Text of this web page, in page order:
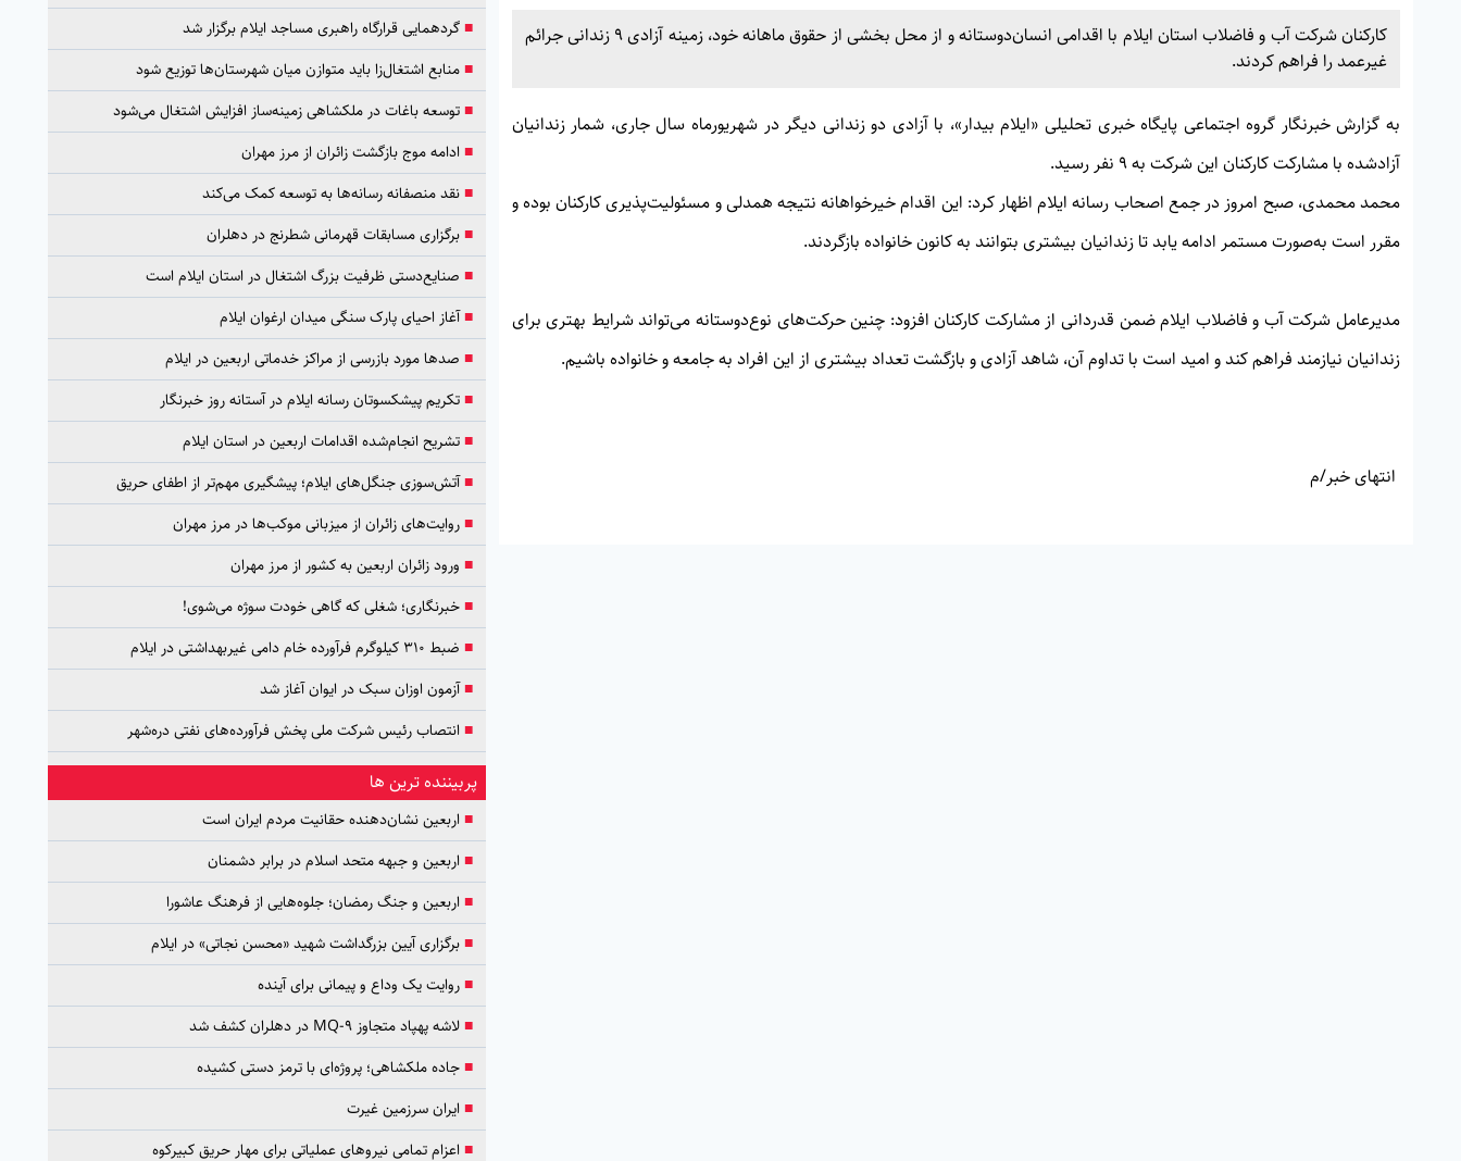
کارکنان شرکت آب و فاضلاب استان ایلام با اقدامی انسان‌دوستانه و از محل بخشی از حقوق ماهانه خود، زمینه آزادی ۹ زندانی جرائم
غیرعمد را فراهم کردند.
به گزارش خبرنگار گروه اجتماعی پایگاه خبری تحلیلی «ایلام بیدار»، با آزادی دو زندانی دیگر در شهریورماه سال جاری، شمار زندانیان
آزادشده با مشارکت کارکنان این شرکت به ۹ نفر رسید.
محمد محمدی، صبح امروز در جمع اصحاب رسانه ایلام اظهار کرد: این اقدام خیرخواهانه نتیجه همدلی و مسئولیت‌پذیری کارکنان بوده و
مقرر است به‌صورت مستمر ادامه یابد تا زندانیان بیشتری بتوانند به کانون خانواده بازگردند.
مدیرعامل شرکت آب و فاضلاب ایلام ضمن قدردانی از مشارکت کارکنان افزود: چنین حرکت‌های نوع‌دوستانه می‌تواند شرایط بهتری برای
زندانیان نیازمند فراهم کند و امید است با تداوم آن، شاهد آزادی و بازگشت تعداد بیشتری از این افراد به جامعه و خانواده باشیم.
انتهای خبر/م
■گردهمایی قرارگاه راهبری مساجد ایلام برگزار شد
■منابع اشتغال‌زا باید متوازن میان شهرستان‌ها توزیع شود
■توسعه باغات در ملکشاهی زمینه‌ساز افزایش اشتغال می‌شود
■ ادامه موج بازگشت زائران از مرز مهران
■نقد منصفانه رسانه‌ها به توسعه کمک می‌کند
■برگزاری مسابقات قهرمانی شطرنج در دهلران
■ صنایع‌دستی ظرفیت بزرگ اشتغال در استان ایلام است
■آغاز احیای پارک سنگی میدان ارغوان ایلام
■ صدها مورد بازرسی از مراکز خدماتی اربعین در ایلام
■تکریم پیشکسوتان رسانه ایلام در آستانه روز خبرنگار
■تشریح انجام‌شده اقدامات اربعین در استان ایلام
■آتش‌سوزی جنگل‌های ایلام؛ پیشگیری مهم‌تر از اطفای حریق
■روایت‌های زائران از میزبانی موکب‌ها در مرز مهران
■ ورود زائران اربعین به کشور از مرز مهران
■خبرنگاری؛ شغلی که گاهی خودت سوژه می‌شوی!
■ ضبط ۳۱۰ کیلوگرم فرآورده خام دامی غیربهداشتی در ایلام
■آزمون اوزان سبک در ایوان آغاز شد
■ انتصاب رئیس شرکت ملی پخش فرآورده‌های نفتی دره‌شهر
پربیننده ترین ها
■ اربعین نشان‌دهنده حقانیت مردم ایران است
■ اربعین و جبهه متحد اسلام در برابر دشمنان
■ اربعین و جنگ رمضان؛ جلوه‌هایی از فرهنگ عاشورا
■برگزاری آیین بزرگداشت شهید «محسن نجاتی» در ایلام
■روایت یک وداع و پیمانی برای آینده
■لاشه پهپاد متجاوز MQ-9 در دهلران کشف شد
■جاده ملکشاهی؛ پروژه‌ای با ترمز دستی کشیده
■ ایران سرزمین غیرت
■ اعزام تمامی نیروهای عملیاتی برای مهار حریق کبیرکوه